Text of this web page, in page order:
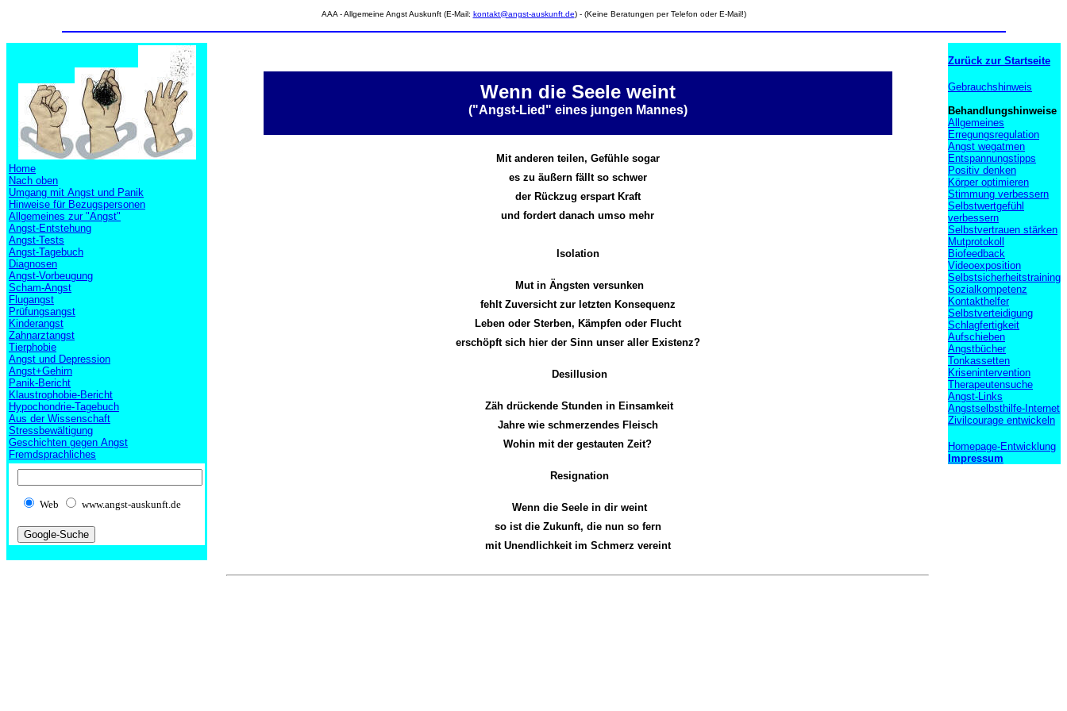
AAA - Allgemeine Angst Auskunft (E-Mail: kontakt@angst-auskunft.de) - (Keine Beratungen per Telefon oder E-Mail!)
Home
Nach oben
Umgang mit Angst und Panik
Hinweise für Bezugspersonen
Allgemeines zur "Angst"
Angst-Entstehung
Angst-Tests
Angst-Tagebuch
Diagnosen
Angst-Vorbeugung
Scham-Angst
Flugangst
Prüfungsangst
Kinderangst
Zahnarztangst
Tierphobie
Angst und Depression
Angst+Gehirn
Panik-Bericht
Klaustrophobie-Bericht
Hypochondrie-Tagebuch
Aus der Wissenschaft
Stressbewältigung
Geschichten gegen Angst
Fremdsprachliches
Web www.angst-auskunft.de
Wenn die Seele weint
("Angst-Lied" eines jungen Mannes)
Mit anderen teilen, Gefühle sogar
es zu äußern fällt so schwer
der Rückzug erspart Kraft
und fordert danach umso mehr
Isolation
Mut in Ängsten versunken
fehlt Zuversicht zur letzten Konsequenz
Leben oder Sterben, Kämpfen oder Flucht
erschöpft sich hier der Sinn unser aller Existenz?
Desillusion
Zäh drückende Stunden in Einsamkeit
Jahre wie schmerzendes Fleisch
Wohin mit der gestauten Zeit?
Resignation
Wenn die Seele in dir weint
so ist die Zukunft, die nun so fern
mit Unendlichkeit im Schmerz vereint
Zurück zur Startseite
Gebrauchshinweis
Behandlungshinweise
Allgemeines
Erregungsregulation
Angst wegatmen
Entspannungstipps
Positiv denken
Körper optimieren
Stimmung verbessern
Selbstwertgefühl
verbessern
Selbstvertrauen stärken
Mutprotokoll
Biofeedback
Videoexposition
Selbstsicherheitstraining
Sozialkompetenz
Kontakthelfer
Selbstverteidigung
Schlagfertigkeit
Aufschieben
Angstbücher
Tonkassetten
Krisenintervention
Therapeutensuche
Angst-Links
Angstselbsthilfe-Internet
Zivilcourage entwickeln
Homepage-Entwicklung
Impressum